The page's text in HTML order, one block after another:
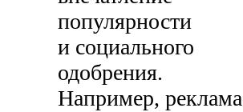
популярности
и социального
одобрения.
Например, реклама